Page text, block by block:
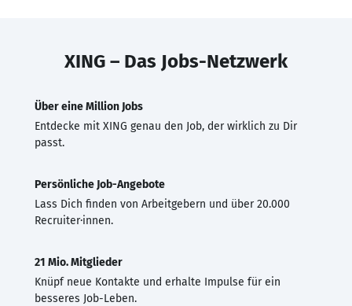
XING – Das Jobs-Netzwerk
Über eine Million Jobs
Entdecke mit XING genau den Job, der wirklich zu Dir
passt.
Persönliche Job-Angebote
Lass Dich finden von Arbeitgebern und über 20.000
Recruiter·innen.
21 Mio. Mitglieder
Knüpf neue Kontakte und erhalte Impulse für ein
besseres Job-Leben.